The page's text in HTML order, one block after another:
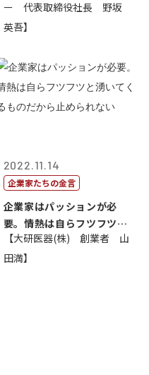
ー 代表取締役社長 野坂
英吾】
2022.11.14
企業家たちの金言
企業家はパッションが必
要。情熱は自らフツフツと
湧いてくるもの...
【大研医器(株) 創業者 山
田満】